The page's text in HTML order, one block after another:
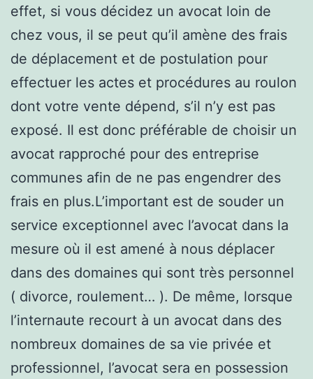
effet, si vous décidez un avocat loin de
chez vous, il se peut qu’il amène des frais
de déplacement et de postulation pour
effectuer les actes et procédures au roulon
dont votre vente dépend, s’il n’y est pas
exposé. Il est donc préférable de choisir un
avocat rapproché pour des entreprise
communes afin de ne pas engendrer des
frais en plus.L’important est de souder un
service exceptionnel avec l’avocat dans la
mesure où il est amené à nous déplacer
dans des domaines qui sont très personnel
( divorce, roulement… ). De même, lorsque
l’internaute recourt à un avocat dans des
nombreux domaines de sa vie privée et
professionnel, l’avocat sera en possession